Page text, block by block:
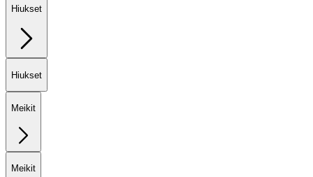
Hiukset
Hiukset
Meikit
Meikit